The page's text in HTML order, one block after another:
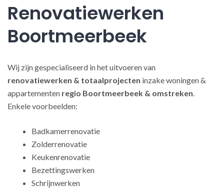
Renovatiewerken
Boortmeerbeek
Wij zijn gespecialiseerd in het uitvoeren van
renovatiewerken & totaalprojecten inzake woningen &
appartementen regio Boortmeerbeek & omstreken.
Enkele voorbeelden:
Badkamerrenovatie
Zolderrenovatie
Keukenrenovatie
Bezettingswerken
Schrijnwerken